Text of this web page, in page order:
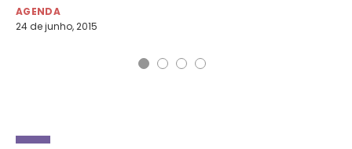
AGENDA
24 de junho, 2015